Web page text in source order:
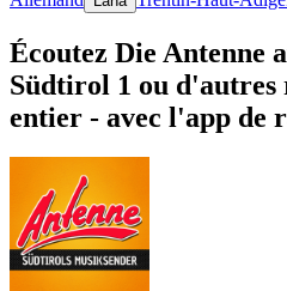
Écoutez Die Antenne
Südtirol 1 ou d'autres
entier - avec l'app de